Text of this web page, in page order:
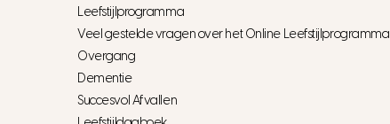
Leefstijlprogramma
Veel gestelde vragen over het Online Leefstijlprogramma
Overgang
Dementie
Succesvol Afvallen